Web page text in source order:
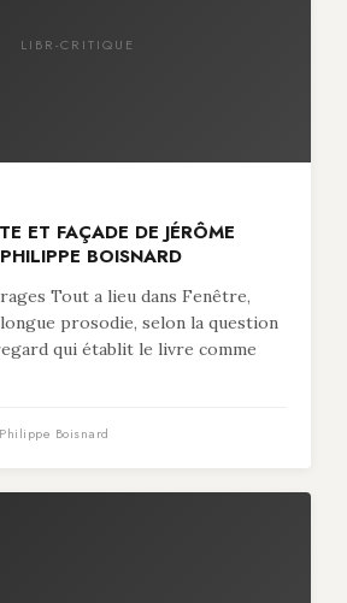
LIBR-CRITIQUE
ET FAÇADE DE JÉRÔME
BOISNARD
Tout a lieu dans Fenêtre,
prosodie, selon la question
qui établit le livre comme
Boisnard